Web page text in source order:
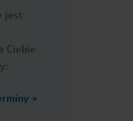
jest
Ciebie
»
Wyjątkowy